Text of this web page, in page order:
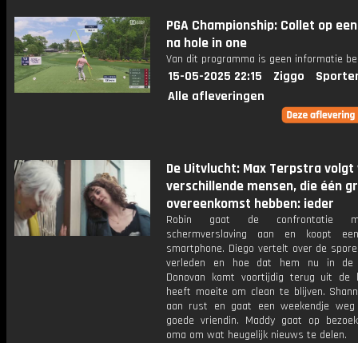
PGA Championship: Collet op
na hole in one
Van dit programma is geen informatie
15-05-2025 22:15 Ziggo
Alle afleveringen
De Uitvlucht: Max Terpstra
verschillende mensen, die één
overeenkomst hebben: ieder
Robin gaat de confrontatie
schermverslaving aan en koopt
smartphone. Diego vertelt over de
verleden en hoe dat hem nu in
Donovan komt voortijdig terug uit de
heeft moeite om clean te blijven.
aan rust en gaat een weekendje
goede vriendin. Maddy gaat op
oma om wat heugelijk nieuws te delen.